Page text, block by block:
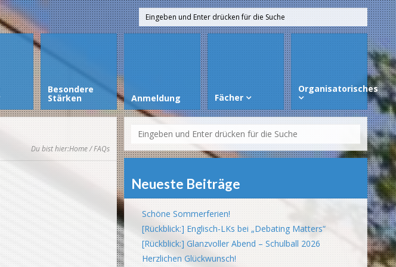
Besondere
Stärken Anmeldung Fächer
Organisatorisches
Du bist hier:Home/ FAQs
Neueste Beiträge
Schöne Sommerferien!
[Rückblick:] Englisch-LKs bei „Debating Matters“
[Rückblick:] Glanzvoller Abend – Schulball 2026
Herzlichen Glückwunsch!